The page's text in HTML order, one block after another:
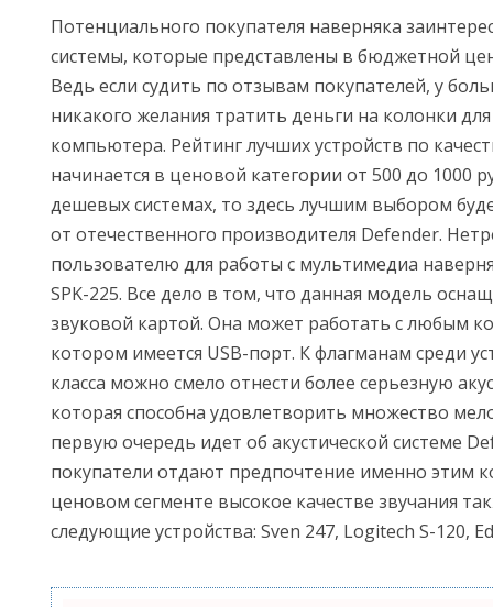
Потенциального покупателя наверняка
системы, которые представлены в бюджетной
Ведь если судить по отзывам покупателей, у
никакого желания тратить деньги на колонки
компьютера. Рейтинг лучших устройств по
начинается в ценовой категории от 500 до 1000
дешевых системах, то здесь лучшим выбором
от отечественного производителя Defender.
пользователю для работы с мультимедиа
SPK-225. Все дело в том, что данная модель
звуковой картой. Она может работать с любым
котором имеется USB-порт. К флагманам среди
класса можно смело отнести более серьезную
которая способна удовлетворить множество
первую очередь идет об акустической системе
покупатели отдают предпочтение именно этим
ценовом сегменте высокое качестве звучания
следующие устройства: Sven 247, Logitech S-120,